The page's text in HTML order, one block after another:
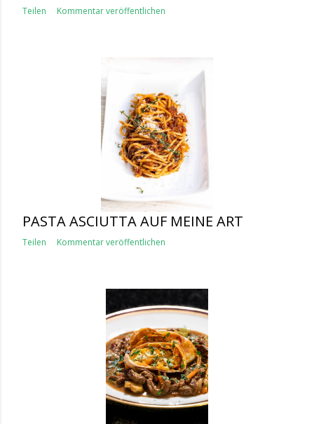
Teilen Kommentar veröffentlichen
PASTA ASCIUTTA AUF MEINE ART
Teilen Kommentar veröffentlichen